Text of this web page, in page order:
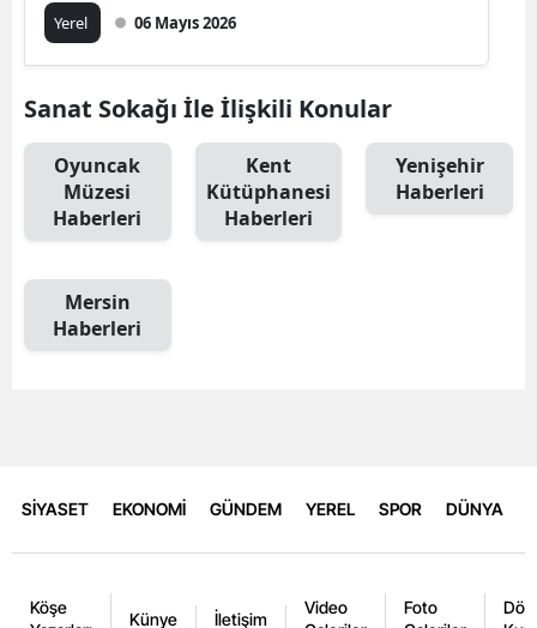
Yerel 06 Mayıs 2026
Sanat Sokağı İle İlişkili Konular
Oyuncak
Müzesi
Haberleri
Kent
Kütüphanesi
Haberleri
Yenişehir
Haberleri
Mersin
Haberleri
SİYASET EKONOMİ GÜNDEM YEREL SPOR DÜNYA
Köşe
Künye İletişim
Video
Foto